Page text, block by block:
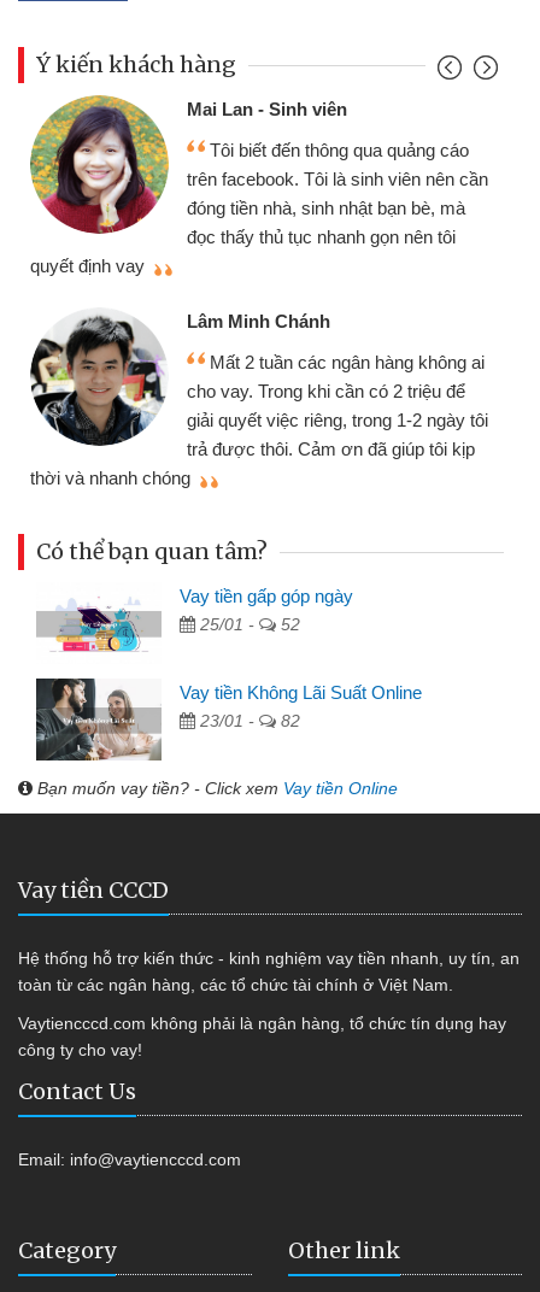
Ý kiến khách hàng
Mai Lan - Sinh viên
Tôi biết đến thông qua quảng cáo
trên facebook. Tôi là sinh viên nên cần
đóng tiền nhà, sinh nhật bạn bè, mà
đọc thấy thủ tục nhanh gọn nên tôi
quyết định vay
Lâm Minh Chánh
Mất 2 tuần các ngân hàng không ai
cho vay. Trong khi cần có 2 triệu để
giải quyết việc riêng, trong 1-2 ngày tôi
trả được thôi. Cảm ơn đã giúp tôi kịp
thời và nhanh chóng
Có thể bạn quan tâm?
Vay tiền gấp góp ngày
25/01 - 52
Vay tiền Không Lãi Suất Online
23/01 - 82
Bạn muốn vay tiền? - Click xem Vay tiền Online
Vay tiền CCCD
Hệ thống hỗ trợ kiến thức - kinh nghiệm vay tiền nhanh, uy tín, an
toàn từ các ngân hàng, các tổ chức tài chính ở Việt Nam.
Vaytiencccd.com không phải là ngân hàng, tổ chức tín dụng hay
công ty cho vay!
Contact Us
Email: info@vaytiencccd.com
Category Other link